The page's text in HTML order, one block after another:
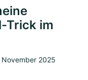
Trick im
2025